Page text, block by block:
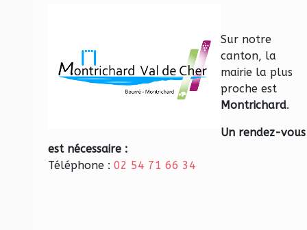
Sur notre
canton, la
mairie la plus
proche est
Montrichard.
Un rendez-vous
est nécessaire :
Téléphone : 02 54 71 66 34